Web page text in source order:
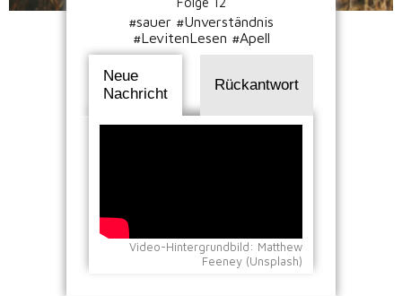
#sauer #Unverständnis
#LevitenLesen #Apell
Neue
Nachricht
Rückantwort
Video-Hintergrundbild: Matthew
Feeney (Unsplash)